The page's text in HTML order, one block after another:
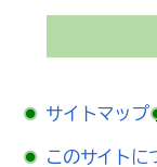
サイトマップ
このサイトに